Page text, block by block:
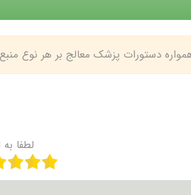
همواره دستورات پزشک معالج بر هر نوع
لطفا